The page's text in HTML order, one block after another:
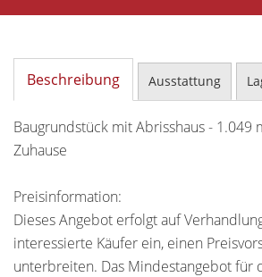
Beschreibung Ausstattung
Baugrundstück mit Abrisshaus - 1.049
Zuhause
Preisinformation:
Dieses Angebot erfolgt auf
interessierte Käufer ein, einen
unterbreiten. Das Mindestangebot für